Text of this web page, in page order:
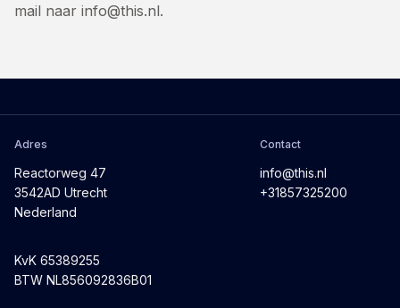
mail naar info@this.nl.
Adres
Reactorweg 47
3542AD Utrecht
Nederland
Contact
info@this.nl
+31857325200
KvK 65389255
BTW NL856092836B01